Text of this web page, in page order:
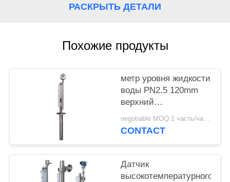
РАСКРЫТЬ ДЕТАЛИ
Похожие продукты
метр уровня жидкости
воды PN2.5 120mm
верхний
установленный
магнитный
negotiable MOQ:1 часть/часть
CONTACT
Датчик
высокотемпературного